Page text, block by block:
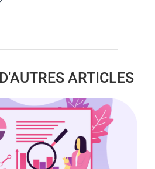
ARTICLES